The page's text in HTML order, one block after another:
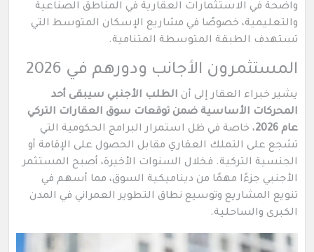
واضحة في الاستثمارات العقارية في المناطق الصناعية
والتعليمية، خصوصًا في مشاريع الإسكان المتوسط التي
تستهدف الطبقة المتوسطة المتنامية.
المستثمرون الأجانب ودورهم في 2026
يشير خبراء العقار إلى أن الطلب الأجنبي سيبقى أحد
المحركات الأساسية ضمن توقعات سوق العقارات التركي
عام 2026
، خاصة في ظل استمرار البرامج الحكومية التي
تشجع على التملك العقاري مقابل الحصول على الإقامة أو
الجنسية التركية. فخلال السنوات الأخيرة، أصبح المستثمر
الأجنبي جزءًا مهمًا من ديناميكية السوق، مما أسهم في
تنويع المشاريع وتوسيع نطاق التطوير العمراني في المدن
الكبرى والساحلية.